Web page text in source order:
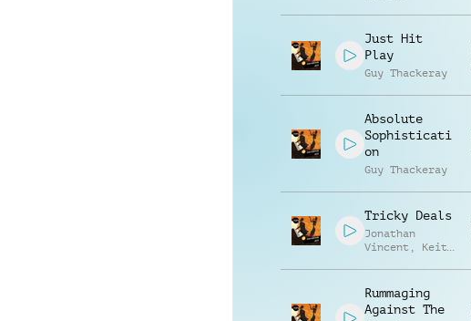
Just Hit
Play
Guy Thackeray
Absolute
Sophisticati
on
Guy Thackeray
Tricky Deals
Jonathan
Vincent , Keith
Rummaging
Against The